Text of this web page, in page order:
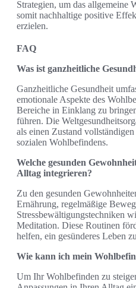
Strategien, um das allgemeine
somit nachhaltige positive
erzielen.
FAQ
Was ist ganzheitliche
Ganzheitliche Gesundheit
emotionale Aspekte des
Bereiche in Einklang zu
führen. Die
als einen Zustand
sozialen Wohlbefindens.
Welche gesunden
Alltag integrieren?
Zu den gesunden
Ernährung, regelmäßige
Stressbewältigungstechniken
Meditation. Diese Routinen
helfen, ein gesünderes Leben
Wie kann ich mein
Um Ihr Wohlbefinden zu